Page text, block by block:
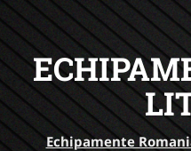
Echipamente